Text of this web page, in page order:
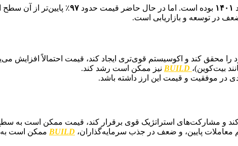
۱۴۰۱ بوده است. اما در حال حاضر قیمت حدود ۹۷٪ پایین‌تر از آن
در توسعه و بازاریابی است.
را محقق کند و اکوسیستم قوی‌تری ایجاد کند، قیمت احتمالاً افزایش
بیت‌کوین)، BUILD نیز ممکن است رشد کند.
در موفقیت و قیمت این ارز داشته باشد.
کند و مشارکت‌های استراتژیک قوی برقرار کند، قیمت ممکن است به
پایین، و ضعف در جذب سرمایه‌گذاران، BUILD ممکن است به